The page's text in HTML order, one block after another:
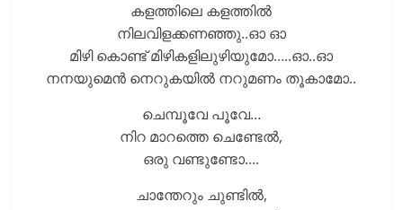
കളത്തിലെ കളത്തിൽ
നിലവിളക്കണഞ്ഞു..ഓ ഓ
മിഴി കൊണ്ട് മിഴികളിലുഴിയുമോ…..ഓ..ഓ
നനയുമെൻ നെറുകയിൽ നറുമണം തൂകാമോ..
ചെമ്പൂവേ പൂവേ…
നിറ മാറത്തെ ചെണ്ടേൽ,
ഒരു വണ്ടുണ്ടോ….
ചാന്തേറും ചുണ്ടിൽ,